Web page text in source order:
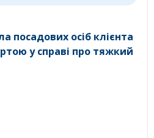
посадових осіб клієнта
у справі про тяжкий